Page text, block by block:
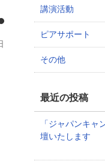
講演活動
ピアサポート
その他
最近の投稿
「ジャパンキャ
壇いたします